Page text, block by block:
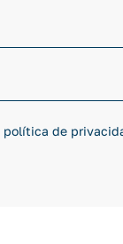
política de